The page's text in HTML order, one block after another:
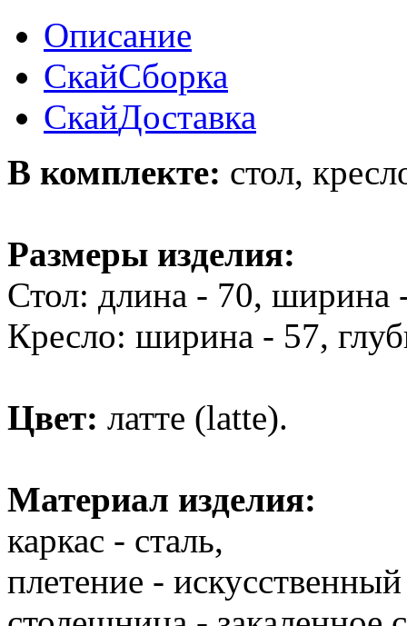
Описание
СкайСборка
СкайДоставка
В комплекте: стол,
Размеры изделия:
Стол: длина - 70, ширина
Кресло: ширина - 57,
Цвет: латте (latte).
Материал изделия:
каркас - сталь,
плетение - искусственный